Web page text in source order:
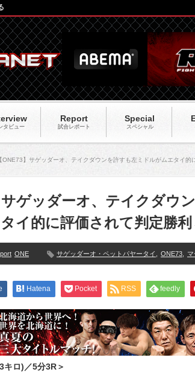
タビュー
Report
試合レポート
Special
スペシャル
【ONE73】サゲッダーオ、テイクダウンを許すも左ミドルがムエタイ
サゲッダーオ、テイクダウ
タイ的に評価されて判定勝
ONE サゲッダーオ・ペットパヤータイ ONE73
Hatena Pocket RSS feedly
ロ)／5分3R＞